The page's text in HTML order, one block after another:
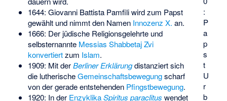
:
P
a
p
s
t
U
r
b
1644: Giovanni Battista Pamfili wird zum Papst
gewählt und nimmt den Namen Innozenz X. an.
1666: Der jüdische Religionsgelehrte und
selbsternannte Messias Shabbetaj Zvi
konvertiertzum Islam.
1909: Mit derBerliner Erklärungdistanziert sich
die lutherischeGemeinschaftsbewegungscharf
von der gerade entstehenden Pfingstbewegung.
1920: In der Enzyklika Spiritus paraclitus wendet